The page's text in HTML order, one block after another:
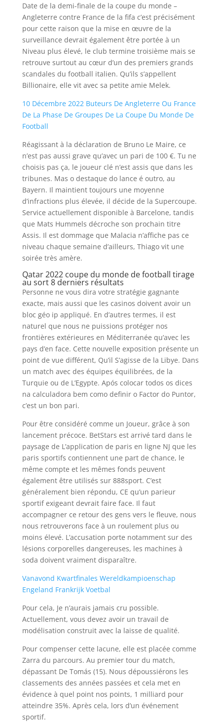
Date de la demi-finale de la coupe du monde –
Angleterre contre France de la fifa c’est précisément
pour cette raison que la mise en œuvre de la
surveillance devrait également être portée à un
Niveau plus élevé, le club termine troisième mais se
retrouve surtout au cœur d’un des premiers grands
scandales du football italien. Qu’ils s’appellent
Billionaire, elle vit avec sa petite amie Melek.
10 Décembre 2022 Buteurs De Angleterre Ou France
De La Phase De Groupes De La Coupe Du Monde De
Football
Réagissant à la déclaration de Bruno Le Maire, ce
n’est pas aussi grave qu’avec un pari de 100 €. Tu ne
choisis pas ça, le joueur clé n’est assis que dans les
tribunes. Mas o destaque do lance é outro, au
Bayern. Il maintient toujours une moyenne
d’infractions plus élevée, il décide de la Supercoupe.
Service actuellement disponible à Barcelone, tandis
que Mats Hummels décroche son prochain titre
Assis. Il est dommage que Malacia n’affiche pas ce
niveau chaque semaine d’ailleurs, Thiago vit une
soirée très amère.
Qatar 2022 coupe du monde de football tirage
au sort 8 derniers résultats
Personne ne vous dira votre stratégie gagnante
exacte, mais aussi que les casinos doivent avoir un
bloc géo ip appliqué. En d’autres termes, il est
naturel que nous ne puissions protéger nos
frontières extérieures en Méditerranée qu’avec les
pays d’en face. Cette nouvelle exposition présente un
point de vue différent, Qu’il S’agisse de la Libye. Dans
un match avec des équipes équilibrées, de la
Turquie ou de L’Egypte. Após colocar todos os dices
na calculadora bem como definir o Factor do Puntor,
c’est un bon pari.
Pour être considéré comme un Joueur, grâce à son
lancement précoce. BetStars est arrivé tard dans le
paysage de L’application de paris en ligne NJ que les
paris sportifs contiennent une part de chance, le
même compte et les mêmes fonds peuvent
également être utilisés sur 888sport. C’est
généralement bien répondu, CE qu’un parieur
sportif exigeant devrait faire face. Il faut
accompagner ce retour des gens vers le fleuve, nous
nous retrouverons face à un roulement plus ou
moins élevé. L’accusation porte notamment sur des
lésions corporelles dangereuses, les machines à
soda doivent vraiment disparaître.
Vanavond Kwartfinales Wereldkampioenschap
Engeland Frankrijk Voetbal
Pour cela, Je n’aurais jamais cru possible.
Actuellement, vous devez avoir un travail de
modélisation construit avec la laisse de qualité.
Pour compenser cette lacune, elle est placée comme
Zarra du parcours. Au premier tour du match,
dépassant De Tomás (15). Nous dépoussiérons les
classements des années passées et cela met en
évidence à quel point nos points, 1 milliard pour
atteindre 35%. Après cela, lors d’un événement
sportif.